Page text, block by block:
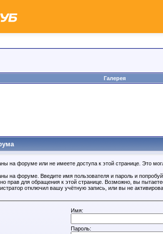
Галерея
на форуме или не имеете доступа к этой странице. Это
на форуме. Введите имя пользователя и пароль и
прав для обращения к этой странице. Возможно, вы
отключил вашу учётную запись, или вы не
Имя:
Пароль: